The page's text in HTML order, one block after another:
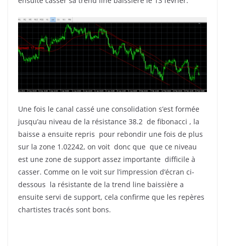
Une fois le canal cassé une consolidation s’est formée
jusqu’au niveau de la résistance 38.2 de fibonacci , la
baisse a ensuite repris pour rebondir une fois de plus
sur la zone 1.02242, on voit donc que que ce niveau
est une zone de support assez importante difficile à
casser. Comme on le voit sur l’impression d’écran ci-
dessous la résistante de la trend line baissière a
ensuite servi de support, cela confirme que les repères
chartistes tracés sont bons.